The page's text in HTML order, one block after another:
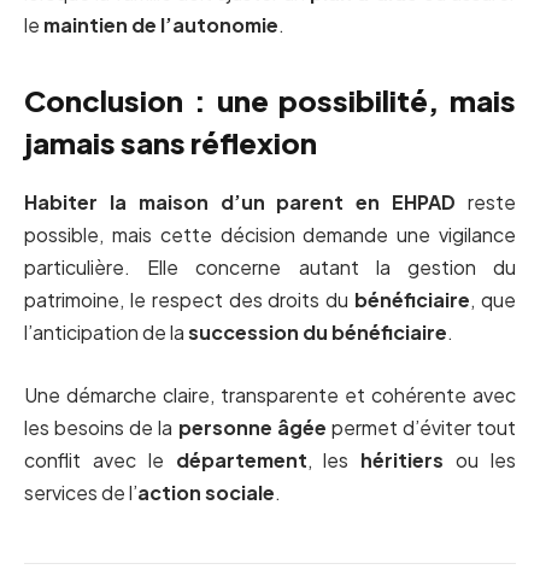
le maintien de l’autonomie.
Conclusion : une possibilité, mais
jamais sans réflexion
Habiter la maison d’un parent en EHPAD reste
possible, mais cette décision demande une vigilance
particulière. Elle concerne autant la gestion du
patrimoine, le respect des droits du bénéficiaire, que
l’anticipation de lasuccession du bénéficiaire.
Une démarche claire, transparente et cohérente avec
les besoins de la personne âgée permet d’éviter tout
conflit avec le département, les héritiersou les
services de l’action sociale.